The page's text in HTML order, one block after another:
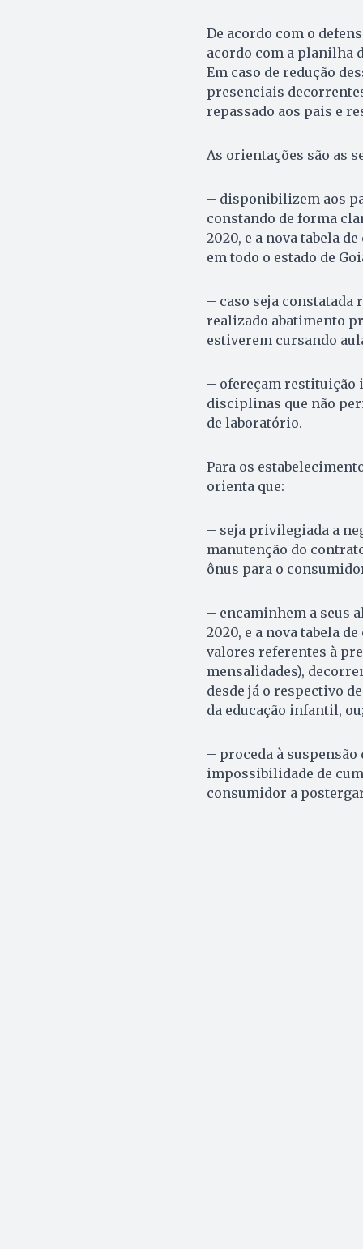
De acordo com o
acordo com a planilha
Em caso de redução
presenciais
repassado aos pais e
As orientações são as
– disponibilizem aos
constando de forma
2020, e a nova tabela
em todo o estado de
– caso seja constatada
realizado abatimento
estiverem cursando
– ofereçam restituição
disciplinas que não
de laboratório.
Para os
orienta que:
– seja privilegiada a
manutenção do
ônus para o
– encaminhem a seus
2020, e a nova tabela
valores referentes à
mensalidades),
desde já o respectivo
da educação infantil,
– proceda à
impossibilidade de
consumidor a